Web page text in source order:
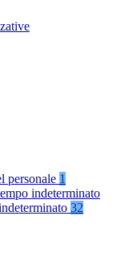
personale 1
indeterminato
32